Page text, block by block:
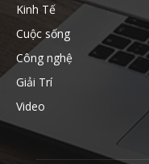
Kinh Tế
Cuộc sống
Công nghệ
Giải Trí
Video